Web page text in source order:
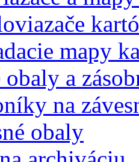
mapy
obaly a
na
obaly